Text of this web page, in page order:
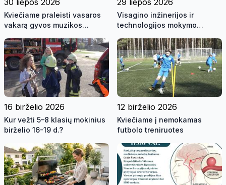
Kviečiame praleisti vasaros
vakarą gyvos muzikos
ežero kranto!
Visagino inžinerijos ir
technologijos mokymo
16 birželio 2026
Kur vežti 5–8 klasių mokinius
birželio 16-19 d.?
12 birželio 2026
Kviečiame į nemokamas
futbolo treniruotes